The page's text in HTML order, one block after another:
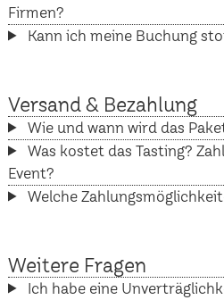
Firmen?
Kann ich meine Buchung
Versand & Bezahlung
Wie und wann wird das
Was kostet das Tasting?
Event?
Welche
Weitere Fragen
Ich habe eine